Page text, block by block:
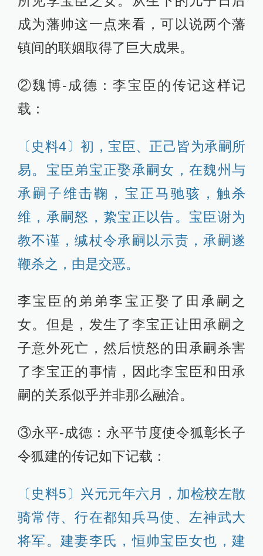
成为藩帅这一点来看，可以说两个藩
镇间的联姻取得了巨大成果。
②魏博-成德：李宝臣的传记这样记
载：
〔史料4〕初，宝臣、正己皆为承嗣所
易。宝臣弟宝正娶承嗣女，在魏州与
承嗣子维击鞠，宝正马驰骇，触杀
维，承嗣怒，絷宝正以告。宝臣谢为
教不谨，缄杖令承嗣以示责，承嗣遂
鞭杀之，由是交恶。
李宝臣的弟弟李宝正娶了田承嗣之
女。但是，发生了李宝正让田承嗣之
子意外死亡，然后愤怒的田承嗣杀害
了李宝正的事情，因此李宝臣和田承
嗣的关系似乎并非那么融洽。
③永平-成德：永平节度使令狐彰长子
令狐建的传记如下记载：
〔史料5〕兴元元年六月，加检校左散
骑常侍、行在都知兵马使、左神武大
将军。建妻李氏，恒帅宝臣女也，建